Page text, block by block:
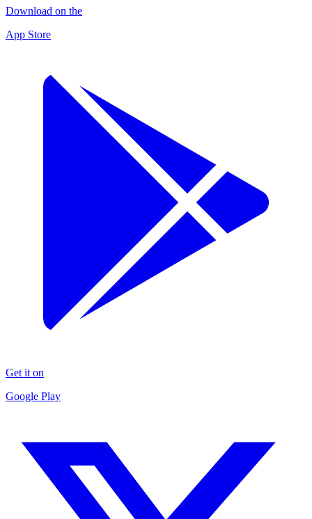
Download on the
App Store
Get it on
Google Play